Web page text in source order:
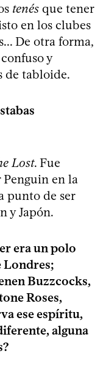
tenés que tener
en los clubes
De otra forma,
y
de tabloide.
Lost. Fue
en la
punto de ser
y Japón.
era un polo
Londres;
Buzzcocks,
Roses,
ese espíritu,
alguna